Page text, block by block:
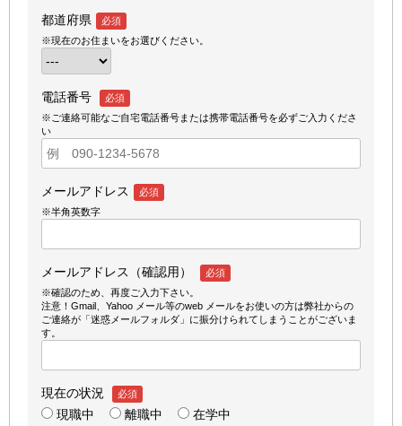
都道府県
必須
※現在のお住まいをお選びください。
電話番号
必須
※ご連絡可能なご自宅電話番号または携帯電話番号を必ずご入力くださ
い
メールアドレス
必須
※半角英数字
メールアドレス（確認用）
必須
※確認のため、再度ご入力下さい。
注意！Gmail、Yahoo メール等のweb メールをお使いの方は弊社からの
ご連絡が「迷惑メールフォルダ」に振分けられてしまうことがございま
す。
現在の状況 必須
現職中 離職中 在学中